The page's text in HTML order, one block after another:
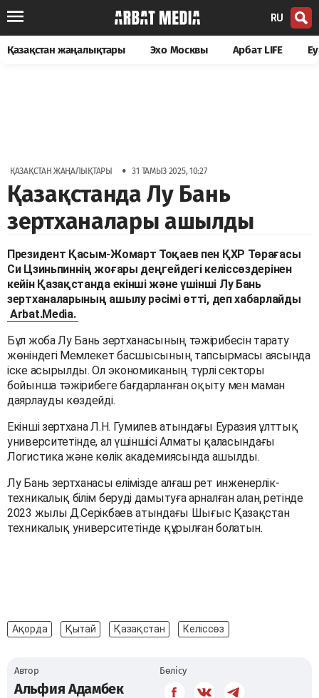
RU
Қазақстан жаңалықтары Эхо Москвы Арбат LIFE
ҚАЗАҚСТАН ЖАҢАЛЫҚТАРЫ • 31 ТАМЫЗ 2025, 10:27
Қазақстанда Лу Бань
зертханалары ашылды
Президент Қасым-Жомарт Тоқаев пен ҚХР Төрағасы
Си Цзиньпиннің жоғары деңгейдегі келіссөздерінен
кейін Қазақстанда екінші және үшінші Лу Бань
зертханаларының ашылу рәсімі өтті, деп хабарлайды
Arbat.Media.
Бұл жоба Лу Бань зертханасының тәжірибесін тарату
жөніндегі Мемлекет басшысының тапсырмасы аясында
іске асырылды. Ол экономиканың түрлі секторы
бойынша тәжірибеге бағдарланған оқыту мен маман
даярлауды көздейді.
Екінші зертхана Л.Н. Гумилев атындағы Еуразия ұлттық
университетінде, ал үшіншісі Алматы қаласындағы
Логистика және көлік академиясында ашылды.
Лу Бань зертханасы елімізде алғаш рет инженерлік-
техникалық білім беруді дамытуға арналған алаң ретінде
2023 жылы Д.Серікбаев атындағы Шығыс Қазақстан
техникалық университетінде құрылған болатын.
Ақорда Қытай Қазақстан Келіссөз
Автор
Альфия Адамбек
Бөлісу